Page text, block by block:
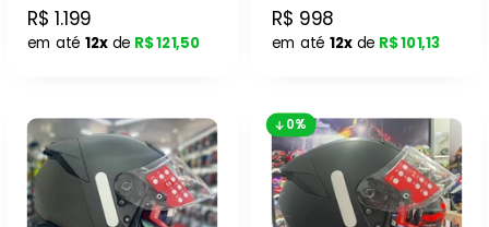
R$ 1.199
em até 12xde R$ 121,50
R$ 998
em até 12xde R$ 101,13
0%